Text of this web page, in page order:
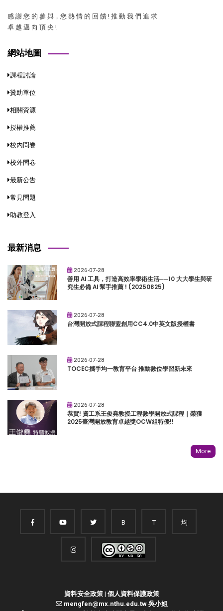
感 謝 您 的 參 與，您 熱 情 的 回 饋 ! 推 動 我 們 追 求
卓 越 邁 向 頂 尖 !
網站地圖
課程討論
贊助單位
相關資源
授權推薦
校內問卷
校外問卷
最新公告
常見問題
助教登入
最新消息
2026-07-28
善用 AI 工具，打造高效率學術生活──10 大大學生與研
究生必備 AI 幫手推薦 ! (20250825)
2026-07-28
台灣開放式課程聯盟創用CC4.0中英文版授權書
2026-07-28
TOCEC攜手均一教育平台 推動數位學習新未來
2026-07-28
恭賀! 資工系王俊堯教授工程數學開放式課程｜榮獲
2025臺灣開放教育卓越獎OCW組特優!!
More
B T 均
資料安全政策| 個人資料保護政策
mengfen@mx.nthu.edu.tw 吳小姐